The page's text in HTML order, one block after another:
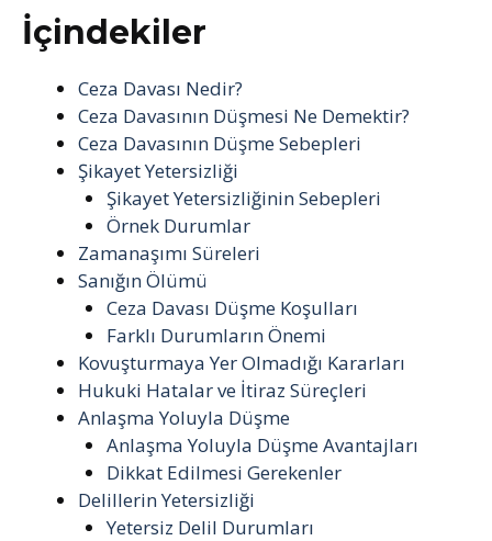
İçindekiler
Ceza Davası Nedir?
Ceza Davasının Düşmesi Ne Demektir?
Ceza Davasının Düşme Sebepleri
Şikayet Yetersizliği
Şikayet Yetersizliğinin Sebepleri
Örnek Durumlar
Zamanaşımı Süreleri
Sanığın Ölümü
Ceza Davası Düşme Koşulları
Farklı Durumların Önemi
Kovuşturmaya Yer Olmadığı Kararları
Hukuki Hatalar ve İtiraz Süreçleri
Anlaşma Yoluyla Düşme
Anlaşma Yoluyla Düşme Avantajları
Dikkat Edilmesi Gerekenler
Delillerin Yetersizliği
Yetersiz Delil Durumları